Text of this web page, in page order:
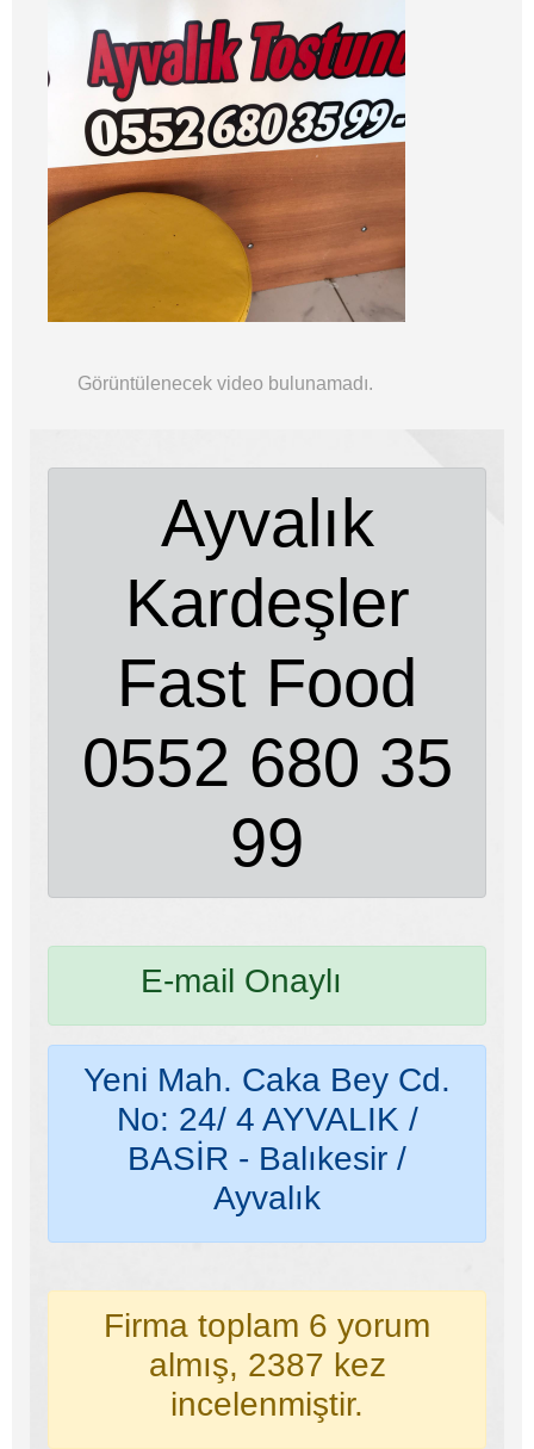
Görüntülenecek video bulunamadı.
Ayvalık
Kardeşler
Fast Food
0552 680 35
99
E-mail Onaylı
Yeni Mah. Caka Bey Cd.
No: 24/ 4 AYVALIK /
BASİR - Balıkesir /
Ayvalık
Firma toplam 6 yorum
almış, 2387 kez
incelenmiştir.